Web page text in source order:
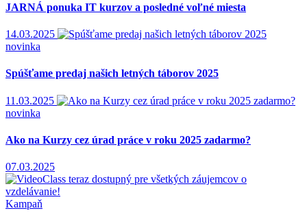
JARNÁ ponuka IT kurzov a posledné voľné miesta
14.03.2025
novinka
Spúšťame predaj našich letných táborov 2025
11.03.2025
novinka
Ako na Kurzy cez úrad práce v roku 2025 zadarmo?
07.03.2025
Kampaň